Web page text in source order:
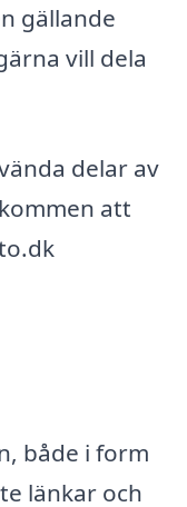
gällande
vill dela
delar av
att
både i form
länkar och